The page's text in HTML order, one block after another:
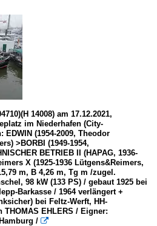
14008) am 17.12.2021,
im Niederhafen (City-
(1954-2009, Theodor
>BORBI (1949-1954,
BETRIEB II (HAPAG, 1936-
X (1925-1936 Lütgens&Reimers,
m, B 4,26 m, Tg m /zugel.
98 kW (133 PS) / gebaut 1925 bei
Barkasse / 1964 verlängert +
bei Feltz-Werft, HH-
EHLERS / Eigner:
/ 